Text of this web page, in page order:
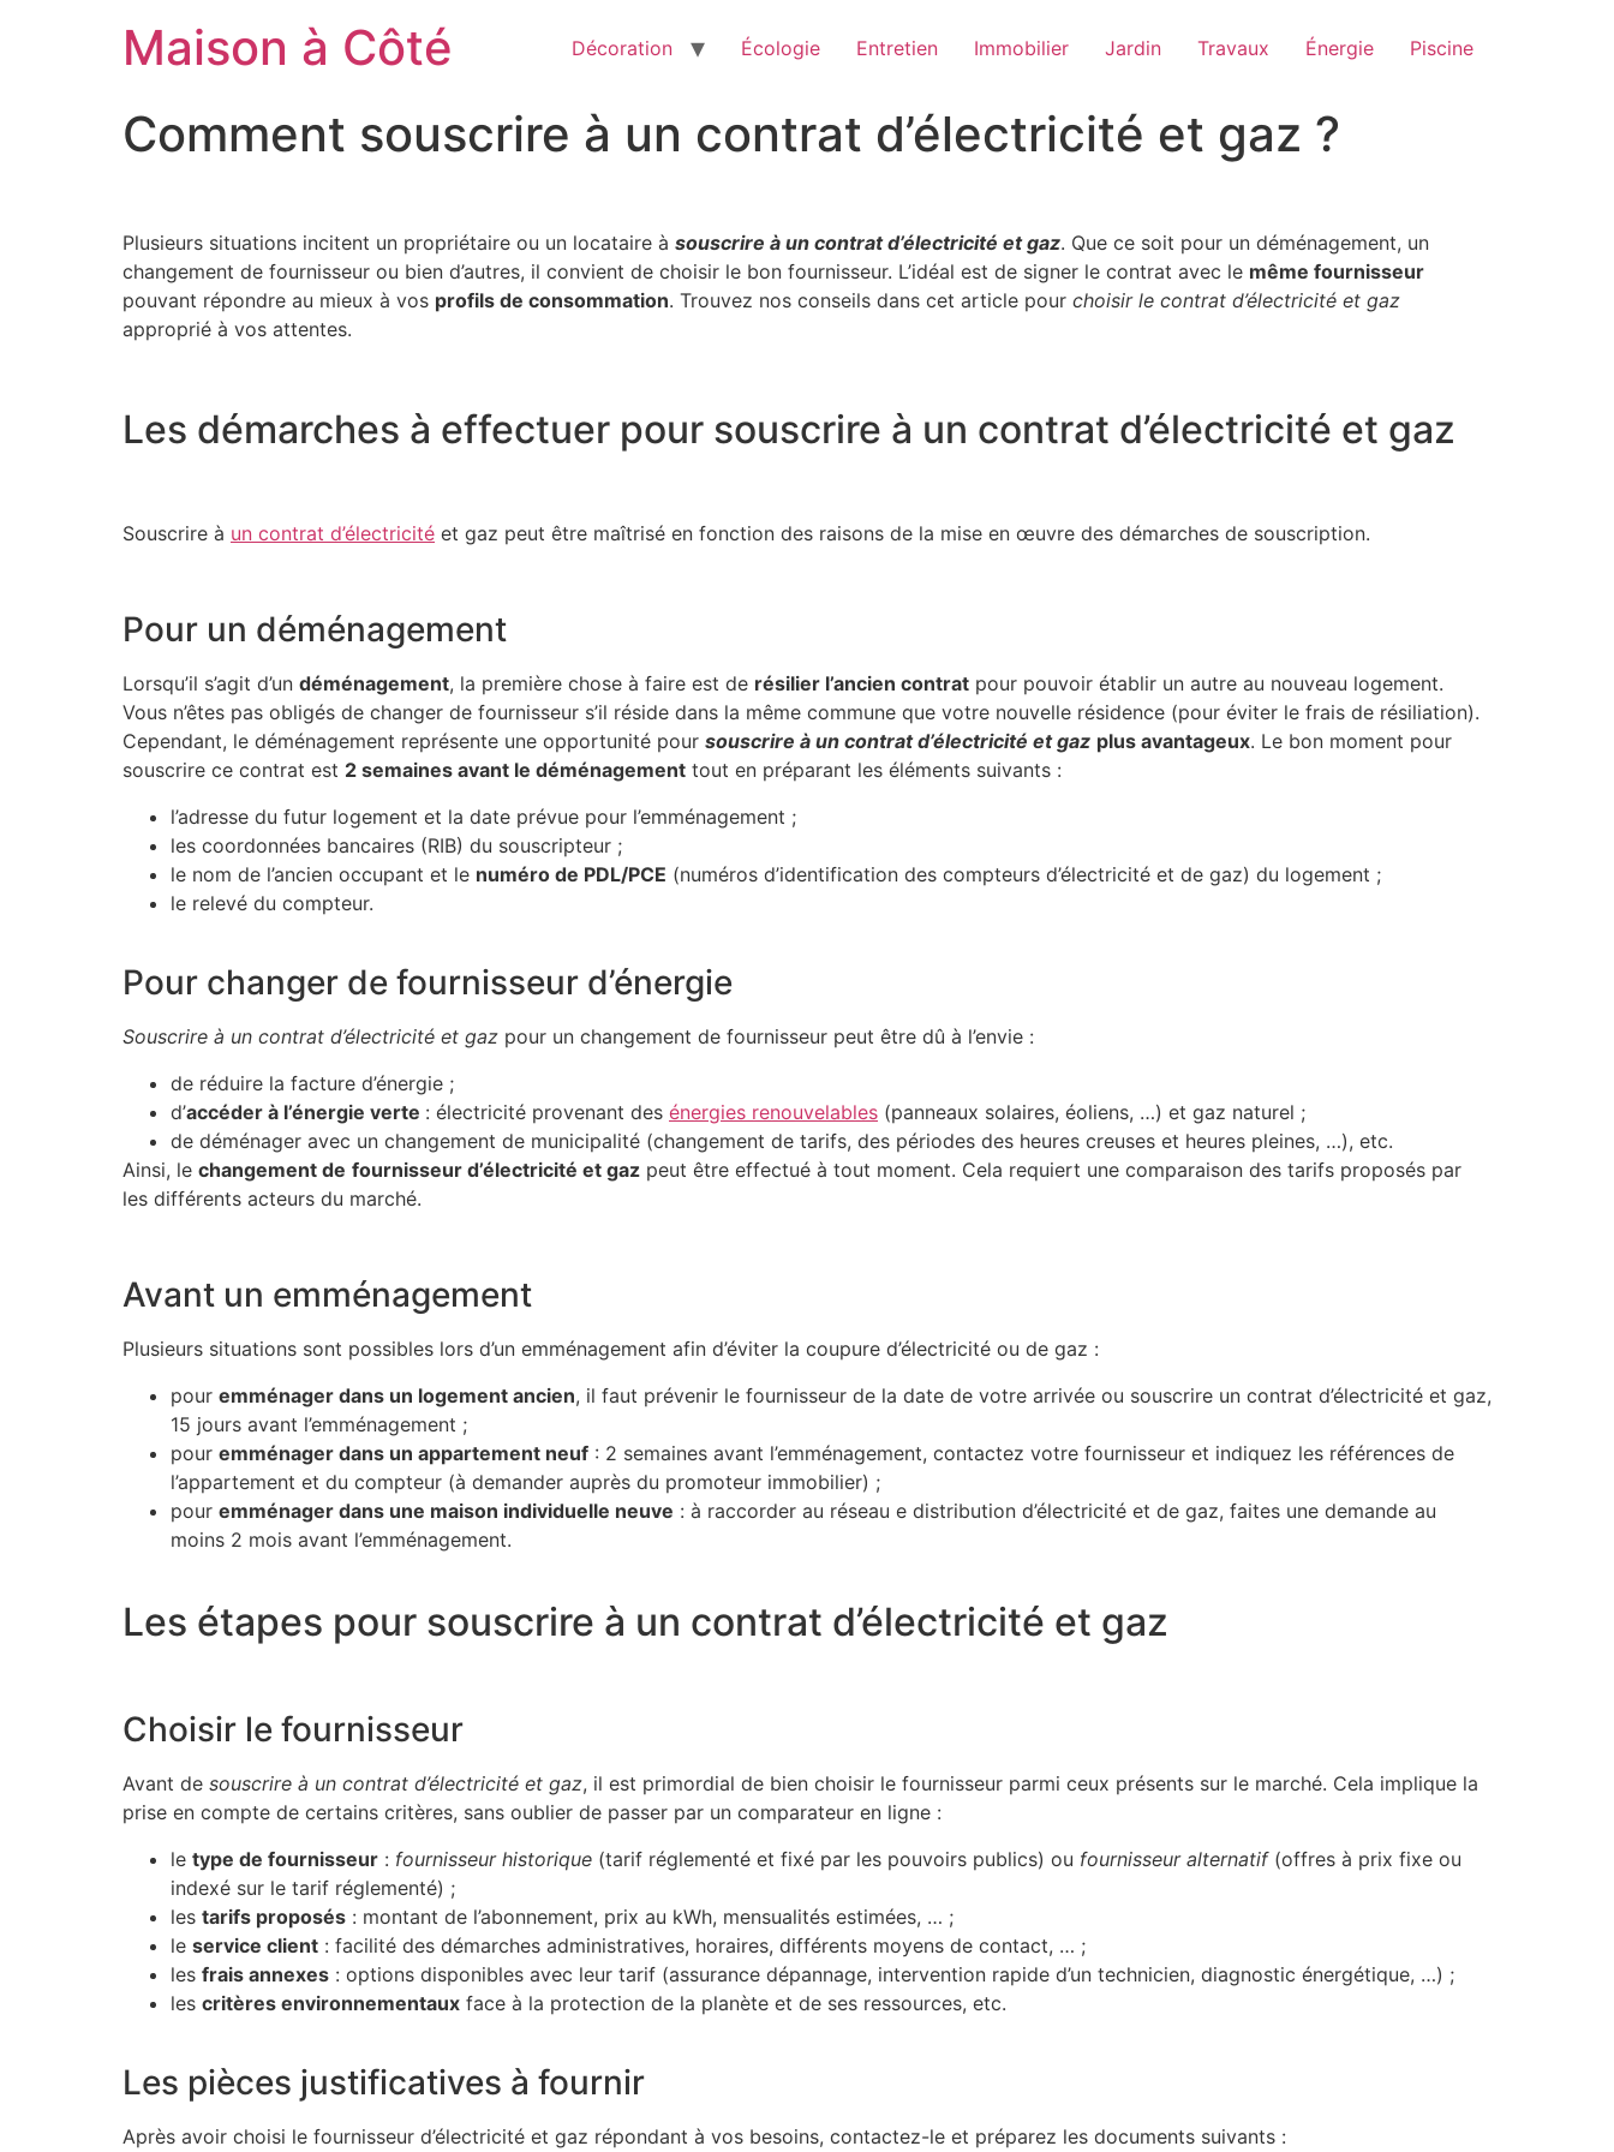
Maison à Côté Décoration Écologie Entretien Immobilier Jardin Travaux Énergie Piscine
Comment souscrire à un contrat d’électricité et gaz ?
Plusieurs situations incitent un propriétaire ou un locataire à souscrire à un contrat d’électricité et gaz. Que ce soit pour un déménagement, un
changement de fournisseur ou bien d’autres, il convient de choisir le bon fournisseur. L’idéal est de signer le contrat avec le même fournisseur
pouvant répondre au mieux à vos profils de consommation. Trouvez nos conseils dans cet article pour choisir le contrat d’électricité et gaz
approprié à vos attentes.
Les démarches à effectuer pour souscrire à un contrat d’électricité et gaz
Souscrire à un contrat d’électricité et gaz peut être maîtrisé en fonction des raisons de la mise en œuvre des démarches de souscription.
Pour un déménagement
Lorsqu’il s’agit d’un déménagement, la première chose à faire est de résilier l’ancien contrat pour pouvoir établir un autre au nouveau logement.
Vous n’êtes pas obligés de changer de fournisseur s’il réside dans la même commune que votre nouvelle résidence (pour éviter le frais de résiliation).
Cependant, le déménagement représente une opportunité pour souscrire à un contrat d’électricité et gaz plus avantageux. Le bon moment pour
souscrire ce contrat est 2 semaines avant le déménagement tout en préparant les éléments suivants :
l’adresse du futur logement et la date prévue pour l’emménagement ;
les coordonnées bancaires (RIB) du souscripteur ;
le nom de l’ancien occupant et le numéro de PDL/PCE (numéros d’identification des compteurs d’électricité et de gaz) du logement ;
le relevé du compteur.
Pour changer de fournisseur d’énergie
Souscrire à un contrat d’électricité et gaz pour un changement de fournisseur peut être dû à l’envie :
de réduire la facture d’énergie ;
d’accéder à l’énergie verte : électricité provenant des énergies renouvelables (panneaux solaires, éoliens, …) et gaz naturel ;
de déménager avec un changement de municipalité (changement de tarifs, des périodes des heures creuses et heures pleines, …), etc.
Ainsi, le changement de fournisseur d’électricité et gaz peut être effectué à tout moment. Cela requiert une comparaison des tarifs proposés par
les différents acteurs du marché.
Avant un emménagement
Plusieurs situations sont possibles lors d’un emménagement afin d’éviter la coupure d’électricité ou de gaz :
pour emménager dans un logement ancien, il faut prévenir le fournisseur de la date de votre arrivée ou souscrire un contrat d’électricité et gaz,
15 jours avant l’emménagement ;
pour emménager dans un appartement neuf : 2 semaines avant l’emménagement, contactez votre fournisseur et indiquez les références de
l’appartement et du compteur (à demander auprès du promoteur immobilier) ;
pour emménager dans une maison individuelle neuve : à raccorder au réseau e distribution d’électricité et de gaz, faites une demande au
moins 2 mois avant l’emménagement.
Les étapes pour souscrire à un contrat d’électricité et gaz
Choisir le fournisseur
Avant de souscrire à un contrat d’électricité et gaz, il est primordial de bien choisir le fournisseur parmi ceux présents sur le marché. Cela implique la
prise en compte de certains critères, sans oublier de passer par un comparateur en ligne :
le type de fournisseur : fournisseur historique (tarif réglementé et fixé par les pouvoirs publics) ou fournisseur alternatif(offres à prix fixe ou
indexé sur le tarif réglementé) ;
les tarifs proposés : montant de l’abonnement, prix au kWh, mensualités estimées, … ;
le service client : facilité des démarches administratives, horaires, différents moyens de contact, … ;
les frais annexes : options disponibles avec leur tarif (assurance dépannage, intervention rapide d’un technicien, diagnostic énergétique, …) ;
les critères environnementaux face à la protection de la planète et de ses ressources, etc.
Les pièces justificatives à fournir
Après avoir choisi le fournisseur d’électricité et gaz répondant à vos besoins, contactez-le et préparez les documents suivants :